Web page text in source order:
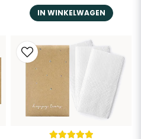
IN WINKELWAGEN